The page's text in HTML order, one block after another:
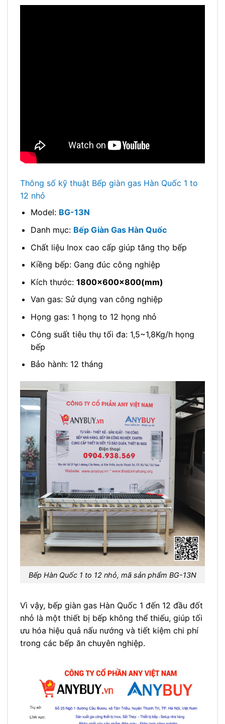
Thông số kỹ thuật Bếp giàn gas Hàn Quốc 1 to
12 nhỏ
Model: BG-13N
Danh mục: Bếp Giàn Gas Hàn Quốc
Chất liệu Inox cao cấp giúp tăng thọ bếp
Kiềng bếp: Gang đúc công nghiệp
Kích thước: 1800x600x800(mm)
Van gas: Sử dụng van công nghiệp
Họng gas: 1 họng to 12 họng nhỏ
Công suất tiêu thụ tối đa: 1,5~1,8Kg/h họng
bếp
Bảo hành: 12 tháng
Bếp Hàn Quốc 1 to 12 nhỏ, mã sản phẩm BG-13N
Vì vậy, bếp giàn gas Hàn Quốc 1 đến 12 đầu đốt
nhỏ là một thiết bị bếp không thể thiếu, giúp tối
ưu hóa hiệu quả nấu nướng và tiết kiệm chi phí
trong các bếp ăn chuyên nghiệp.